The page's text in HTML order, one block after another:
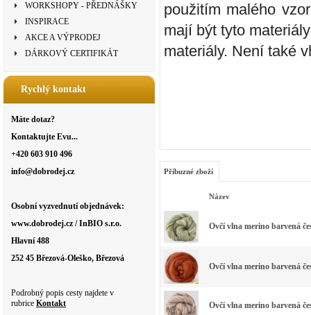
WORKSHOPY - PŘEDNÁŠKY
INSPIRACE
AKCE A VÝPRODEJ
DÁRKOVÝ CERTIFIKÁT
Rychlý kontakt
Máte dotaz?
Kontaktujte Evu...
+420 603 910 496
info@dobrodej.cz
Osobní vyzvednutí objednávek:
www.dobrodej.cz / InBIO s.r.o.
Hlavní 488
252 45 Březová-Oleško, Březová
Podrobný popis cesty najdete v
rubrice Kontakt
použitím malého
mají být tyto
materiály. Není také
Příbuzné zboží
Název
Ovčí vlna merino barvená
Ovčí vlna merino barvená
Ovčí vlna merino barvená